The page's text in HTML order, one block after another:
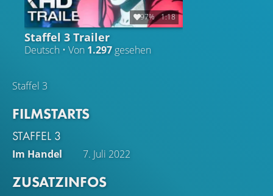
97% 1:18
Staffel 3 Trailer
Deutsch • Von 1.297 gesehen
Staffel 3
FILMSTARTS
STAFFEL 3
Im Handel 7. Juli 2022
ZUSATZINFOS